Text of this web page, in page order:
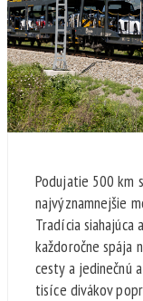
Podujatie 500 km
najvýznamnejšie
Tradícia siahajúca
každoročne spája
cesty a jedinečnú
tisíce divákov